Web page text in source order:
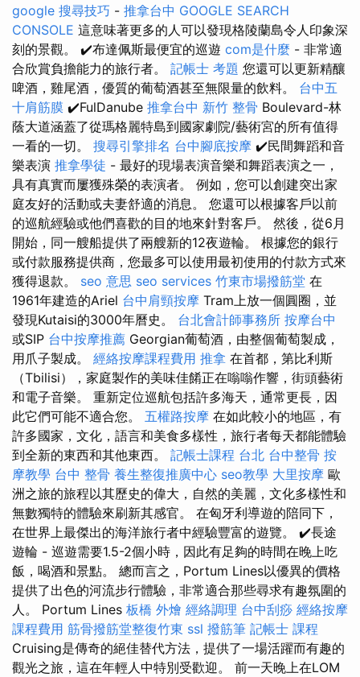
google 搜尋技巧 - 推拿台中 GOOGLE SEARCH
CONSOLE 這意味著更多的人可以發現格陵蘭島令人印象深
刻的景觀。 ✔️布達佩斯最便宜的巡遊 com是什麼 - 非常適
合欣賞負擔能力的旅行者。 記帳士 考題 您還可以更新精釀
啤酒，雞尾酒，優質的葡萄酒甚至無限量的飲料。 台中五
十肩筋膜 ✔️FulDanube 推拿台中 新竹 整骨 Boulevard-林
蔭大道涵蓋了從瑪格麗特島到國家劇院/藝術宮的所有值得
一看的一切。 搜尋引擎排名 台中腳底按摩 ✔️民間舞蹈和音
樂表演 推拿學徒 - 最好的現場表演音樂和舞蹈表演之一，
具有真實而屢獲殊榮的表演者。 例如，您可以創建突出家
庭友好的活動或夫妻舒適的消息。 您還可以根據客戶以前
的巡航經驗或他們喜歡的目的地來針對客戶。 然後，從6月
開始，同一艘船提供了兩艘新的12夜遊輪。 根據您的銀行
或付款服務提供商，您最多可以使用最初使用的付款方式來
獲得退款。 seo 意思 seo services 竹東市場撥筋堂 在
1961年建造的Ariel 台中肩頸按摩 Tram上放一個圓圈，並
發現Kutaisi的3000年曆史。 台北會計師事務所 按摩台中
或SIP 台中按摩推薦 Georgian葡萄酒，由整個葡萄製成，
用爪子製成。 經絡按摩課程費用 推拿 在首都，第比利斯
（Tbilisi），家庭製作的美味佳餚正在嗡嗡作響，街頭藝術
和電子音樂。 重新定位巡航包括許多海天，通常更長，因
此它們可能不適合您。 五權路按摩 在如此較小的地區，有
許多國家，文化，語言和美食多樣性，旅行者每天都能體驗
到全新的東西和其他東西。 記帳士課程 台北 台中整骨 按
摩教學 台中 整骨 養生整復推廣中心 seo教學 大里按摩 歐
洲之旅的旅程以其歷史的偉大，自然的美麗，文化多樣性和
無數獨特的體驗來刷新其感官。 在匈牙利導遊的陪同下，
在世界上最傑出的海洋旅行者中經驗豐富的遊覽。 ✔️長途
遊輪 - 巡遊需要1.5-2個小時，因此有足夠的時間在晚上吃
飯，喝酒和景點。 總而言之，Portum Lines以優異的價格
提供了出色的河流步行體驗，非常適合那些尋求有趣氛圍的
人。 Portum Lines 板橋 外燴 經絡調理 台中刮痧 經絡按摩
課程費用 筋骨撥筋堂整復竹東 ssl 撥筋筆 記帳士 課程
Cruising是傳奇的絕佳替代方法，提供了一場活躍而有趣的
觀光之旅，這在年輕人中特別受歡迎。 前一天晚上在LOM